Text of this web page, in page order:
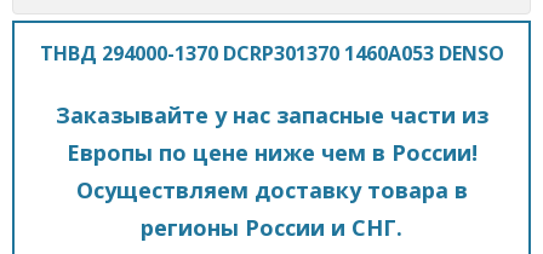
ТНВД 294000-1370 DCRP301370 1460A053 DENSO
Заказывайте у нас запасные части из
Европы по цене ниже чем в России!
Осуществляем доставку товара в
регионы России и СНГ.